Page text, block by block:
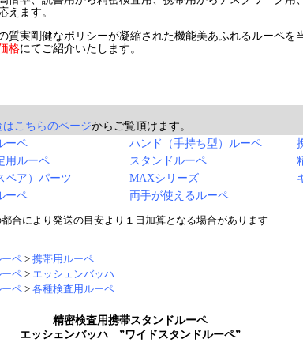
えます。
質実剛健なポリシーが凝縮された機能美あふれるルーペを
格にてご紹介いたします。
こちらのページからご覧頂けます。
ーペ ハンド（手持ち型）ルーペ
用ルーペ スタンドルーペ
ペア）パーツ MAXシリーズ
ーペ 両手が使えるルーペ
合により発送の目安より１日加算となる場合があります
ーペ > 携帯用ルーペ
ーペ > エッシェンバッハ
ーペ > 各種検査用ルーペ
精密検査用携帯スタンドルーペ
エッシェンバッハ ”ワイドスタンドルーペ”